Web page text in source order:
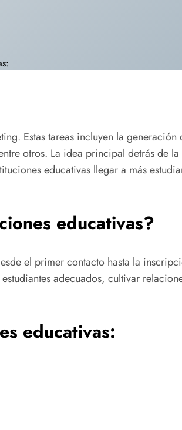
Estas tareas incluyen la generación
otros. La idea principal detrás de
educativas llegar a más
educativas?
el primer contacto hasta la
adecuados, cultivar
educativas: